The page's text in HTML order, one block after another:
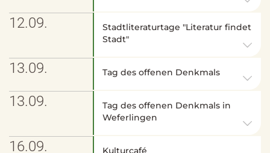
12.09.
Stadtliteraturtage "Literatur findet
Stadt"
13.09. Tag des offenen Denkmals
13.09.
Tag des offenen Denkmals in
Weferlingen
16.09. Kulturcafé